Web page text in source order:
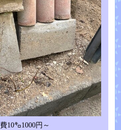
10㌔1000円～